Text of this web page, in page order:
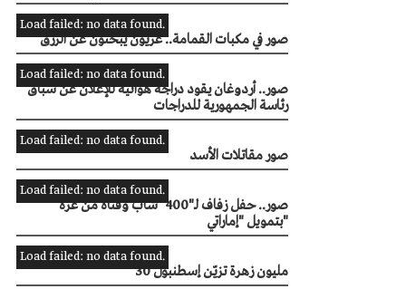
Load failed: no data found.
صور في مكبات القمامة.. غزيون يبحثون عن الرزق
Load failed: no data found.
صور.. أردوغان يقود دراجة هوائية للإعلان عن سباق
رئاسة الجمهورية للدراجات
Load failed: no data found.
صور مقاتلات الأسد
Load failed: no data found.
صور.. حفل زفاف لـ"400" شاب وفتاة من غزة
بتمويل "إماراتي"
Load failed: no data found.
30 مليون زهرة تزيّن إسطنبول